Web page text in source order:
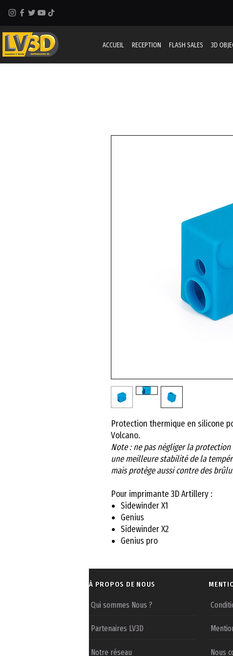
ACCUEIL RECEPTION FLASH SALES 3D
Protection thermique en silicone
Volcano.
Note : ne pas négliger la
une meilleure stabilité de la
mais protège aussi contre des
Pour imprimante 3D Artillery :
Sidewinder X1
Genius
Sidewinder X2
Genius pro
À PROPOS DE NOUS
Qui sommes Nous ?
Partenaires LV3D
Notre réseau Nous